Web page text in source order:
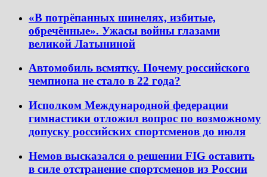
«В потрёпанных шинелях, избитые,
обречённые». Ужасы войны глазами
великой Латыниной
Автомобиль всмятку. Почему российского
чемпиона не стало в 22 года?
Исполком Международной федерации
гимнастики отложил вопрос по возможному
допуску российских спортсменов до июля
Немов высказался о решении FIG оставить
в силе отстранение спортсменов из России